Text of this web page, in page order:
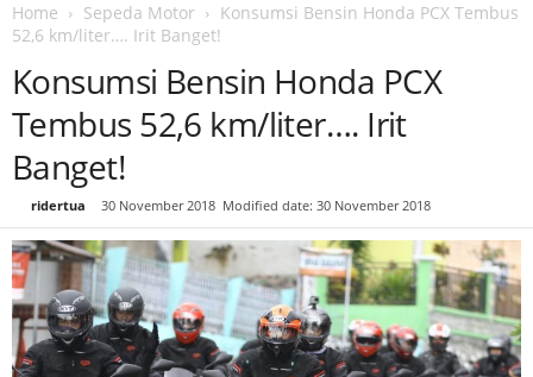
Home Sepeda Motor
Konsumsi Bensin Honda PCX Tembus
52,6 km/liter…. Irit Banget!
Konsumsi Bensin Honda PCX
Tembus 52,6 km/liter…. Irit
Banget!
ridertua 30 November 2018 Modified date: 30 November 2018